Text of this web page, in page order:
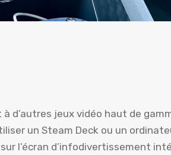
d’autres jeux vidéo haut de
un Steam Deck ou un
l’écran d’infodivertissement